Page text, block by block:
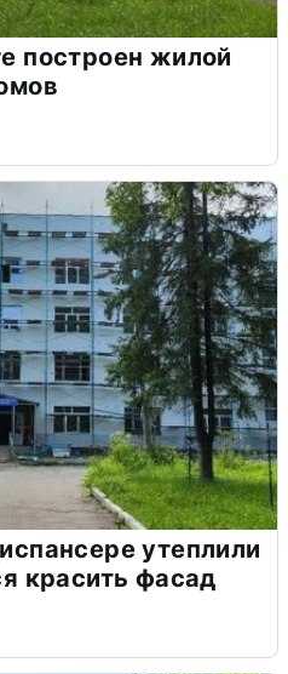
построен жилой
утеплили
красить фасад